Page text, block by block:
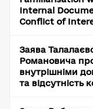
Internal
Conflict of
Заява
Романовича
внутрішніми
та відсутність